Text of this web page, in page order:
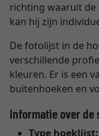
richting waaruit
kan hij zijn
De fotolijst in de
verschillende
kleuren. Er is een
buitenhoeken en
Informatie over de
Type hoeklijst: